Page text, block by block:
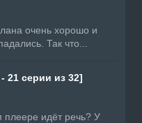
очень хорошо и
Так что...
21 серии из 32]
идёт речь? У